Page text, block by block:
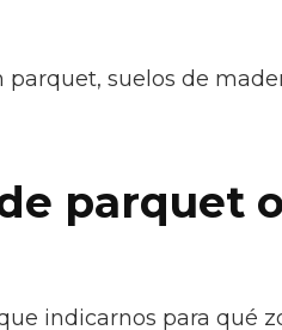
suelos de
parquet o
indicarnos para qué